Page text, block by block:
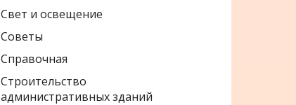
Свет и освещение
Советы
Справочная
Строительство
административных зданий